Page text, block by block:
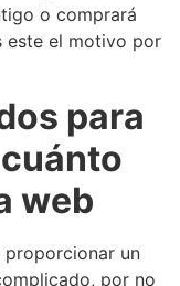
o comprará
este el motivo por
para
web
proporcionar un
por no